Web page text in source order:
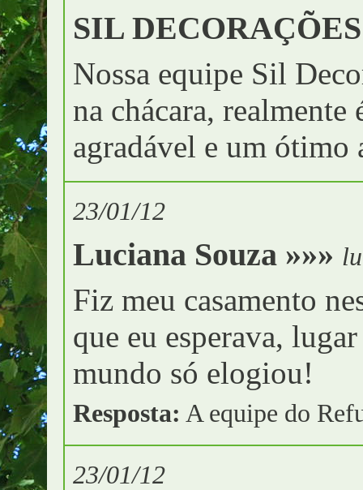
SIL
Nossa equipe Sil
na chácara,
agradável e um ótimo
23/01/12
Luciana Souza »»»
Fiz meu casamento
que eu esperava,
mundo só elogiou!
Resposta: A equipe do
23/01/12